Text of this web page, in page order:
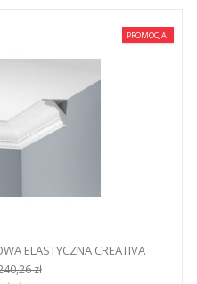
PROMOCJA!
ELASTYCZNA CREATIVA
zł